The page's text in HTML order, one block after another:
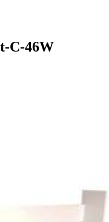
C-46W